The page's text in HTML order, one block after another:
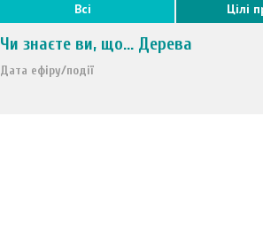
Всі Цілі
Чи знаєте ви, що... Дерева
Дата ефіру/події